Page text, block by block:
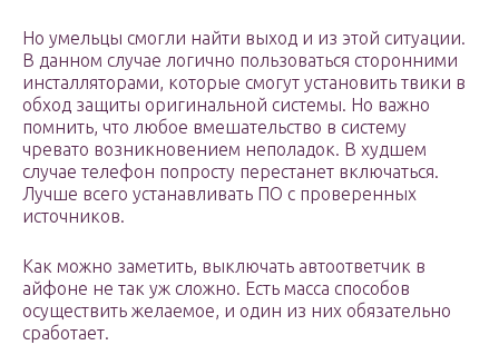
Но умельцы смогли найти выход и из этой ситуации.
В данном случае логично пользоваться сторонними
инсталляторами, которые смогут установить твики в
обход защиты оригинальной системы. Но важно
помнить, что любое вмешательство в систему
чревато возникновением неполадок. В худшем
случае телефон попросту перестанет включаться.
Лучше всего устанавливать ПО с проверенных
источников.
Как можно заметить, выключать автоответчик в
айфоне не так уж сложно. Есть масса способов
осуществить желаемое, и один из них обязательно
сработает.